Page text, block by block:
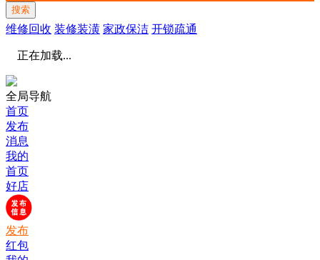
搜索
维修回收 装修装潢 家政保洁 开锁疏通
正在加载...
全局导航
首页
发布
消息
我的
首页
好店
发布
红包